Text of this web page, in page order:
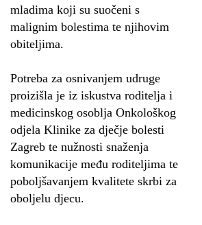
mladima koji su suočeni s
malignim bolestima te njihovim
obiteljima.
Potreba za osnivanjem udruge
proizišla je iz iskustva roditelja i
medicinskog osoblja Onkološkog
odjela Klinike za dječje bolesti
Zagreb te nužnosti snaženja
komunikacije među roditeljima te
poboljšavanjem kvalitete skrbi za
oboljelu djecu.